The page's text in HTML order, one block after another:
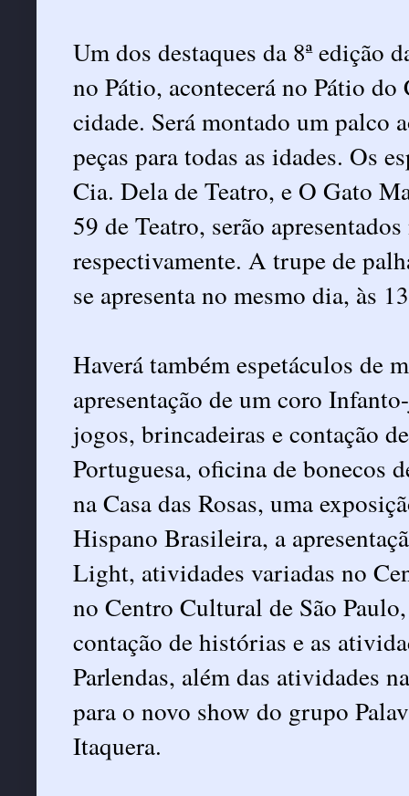
Um dos destaques da 8ª edição
no Pátio, acontecerá no Pátio
cidade. Será montado um palco
peças para todas as idades. Os
Cia. Dela de Teatro, e O Gato
59 de Teatro, serão
respectivamente. A trupe de
se apresenta no mesmo dia, às
Haverá também espetáculos de
apresentação de um coro
jogos, brincadeiras e contação
Portuguesa, oficina de bonecos
na Casa das Rosas, uma
Hispano Brasileira, a
Light, atividades variadas no
no Centro Cultural de São
contação de histórias e as
Parlendas, além das atividades
para o novo show do grupo
Itaquera.